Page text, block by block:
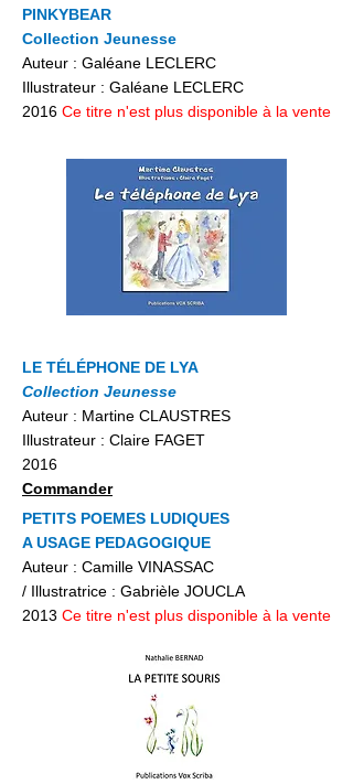
PINKYBEAR
Collection Jeunesse
Auteur : Galéane LECLERC
Illustrateur : Galéane LECLERC
2016 Ce titre n'est plus disponible à la vente
LE TÉLÉPHONE DE LYA
Collection Jeunesse
Auteur : Martine CLAUSTRES
Illustrateur : Claire FAGET
2016
Commander
PETITS POEMES LUDIQUES
A USAGE PEDAGOGIQUE
Auteur : Camille VINASSAC
/ Illustratrice : Gabrièle JOUCLA
2013 Ce titre n'est plus disponible à la vente